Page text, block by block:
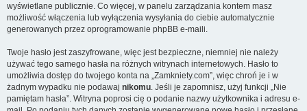
wyświetlane publicznie. Co więcej, w panelu zarządzania kontem masz
możliwość włączenia lub wyłączenia wysyłania do ciebie automatycznie
generowanych przez oprogramowanie phpBB e-maili.
Twoje hasło jest zaszyfrowane, więc jest bezpieczne, niemniej nie należy
używać tego samego hasła na różnych witrynach internetowych. Hasło to
umożliwia dostęp do twojego konta na „Zamkniety.com”, więc chroń je i w
żadnym wypadku nie podawaj nikomu. Jeśli je zapomnisz, użyj funkcji „Nie
pamiętam hasła”. Witryna poprosi cię o podanie nazwy użytkownika i adresu e-